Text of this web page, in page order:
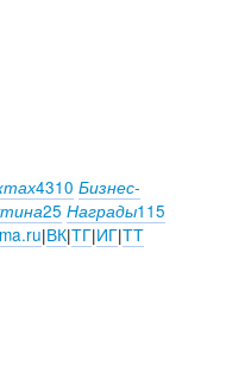
4310 Бизнес-
25 Награды115
|ВК|ТГ|ИГ|ТТ